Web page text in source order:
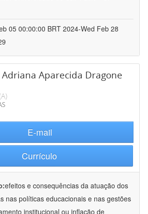
05 00:00:00 BRT 2024-Wed Feb 28
Adriana Aparecida Dragone
E-mail
Currículo
efeitos e consequências da atuação dos
nas políticas educacionais e nas gestões
institucional ou inflação de